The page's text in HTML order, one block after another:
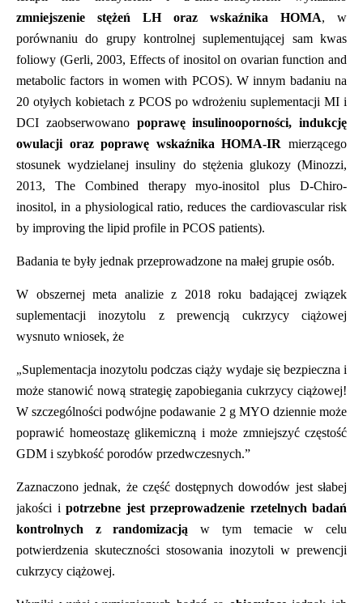
zmniejszenie stężeń LH oraz wskaźnika HOMA, w
porównaniu do grupy kontrolnej suplementującej sam kwas
foliowy (Gerli, 2003, Effects of inositol on ovarian function and
metabolic factors in women with PCOS). W innym badaniu na
20 otyłych kobietach z PCOS po wdrożeniu suplementacji MI i
DCI zaobserwowano poprawęinsulinooporności, indukcję
owulacji oraz poprawę wskaźnika HOMA-IR mierzącego
stosunek wydzielanej insuliny do stężenia glukozy (Minozzi,
2013, The Combined therapy myo-inositol plus D-Chiro-
inositol, in a physiological ratio, reduces the cardiovascular risk
by improving the lipid profile in PCOS patients).
Badania te były jednak przeprowadzone na małej grupie osób.
W obszernej meta analizie z 2018 roku badającej związek
suplementacji inozytolu z prewencją cukrzycy ciążowej
wysnuto wniosek, że
„Suplementacja inozytolu podczas ciąży wydaje się bezpieczna i
może stanowić nową strategię zapobiegania cukrzycy ciążowej!
W szczególności podwójne podawanie 2 g MYO dziennie może
poprawić homeostazę glikemiczną i może zmniejszyć częstość
GDM i szybkość porodów przedwczesnych.”
Zaznaczono jednak, że część dostępnych dowodów jest słabej
jakości i potrzebne jest przeprowadzenie rzetelnych badań
kontrolnych z randomizacjąw tym temacie w celu
potwierdzenia skuteczności stosowania inozytoli w prewencji
cukrzycy ciążowej.